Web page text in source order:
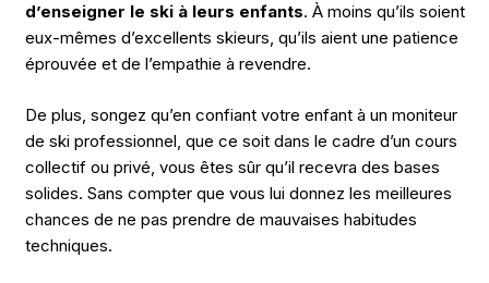
d’enseigner le ski à leurs enfants. À moins qu’ils soient
eux-mêmes d’excellents skieurs, qu’ils aient une patience
éprouvée et de l’empathie à revendre.
De plus, songez qu’en confiant votre enfant à un moniteur
de ski professionnel, que ce soit dans le cadre d’un cours
collectif ou privé, vous êtes sûr qu’il recevra des bases
solides. Sans compter que vous lui donnez les meilleures
chances de ne pas prendre de mauvaises habitudes
techniques.